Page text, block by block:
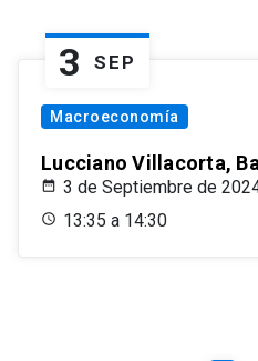
3 SEP
Macroeconomía
Lucciano Villacorta,
3 de Septiembre de
13:35 a 14:30